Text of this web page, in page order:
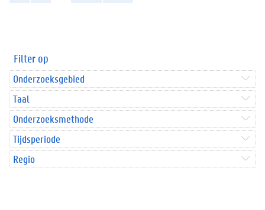
Filter op
Onderzoeksgebied
Taal
Onderzoeksmethode
Tijdsperiode
Regio